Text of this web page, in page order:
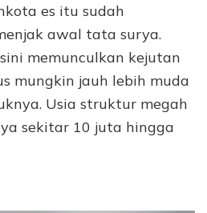
es itu sudah
awal tata surya.
memunculkan kejutan
mungkin jauh lebih muda
Usia struktur megah
sekitar 10 juta hingga